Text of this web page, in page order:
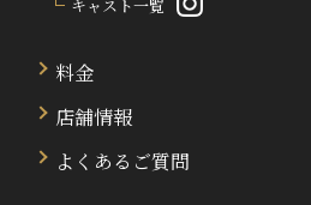
キャスト一覧
料金
店舗情報
よくあるご質問